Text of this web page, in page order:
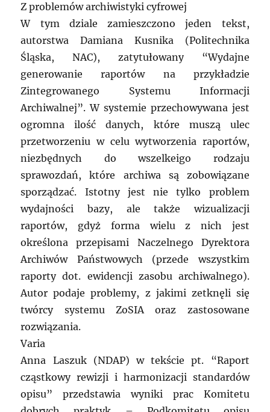
Z problemów archiwistyki cyfrowej
W tym dziale zamieszczono jeden tekst,
autorstwa Damiana Kusnika (Politechnika
Śląska, NAC), zatytułowany “Wydajne
generowanie raportów na przykładzie
Zintegrowanego Systemu Informacji
Archiwalnej”. W systemie przechowywana jest
ogromna ilość danych, które muszą ulec
przetworzeniu w celu wytworzenia raportów,
niezbędnych do wszelkeigo rodzaju
sprawozdań, które archiwa są zobowiązane
sporządzać. Istotny jest nie tylko problem
wydajności bazy, ale także wizualizacji
raportów, gdyż forma wielu z nich jest
określona przepisami Naczelnego Dyrektora
Archiwów Państwowych (przede wszystkim
raporty dot. ewidencji zasobu archiwalnego).
Autor podaje problemy, z jakimi zetknęli się
twórcy systemu ZoSIA oraz zastosowane
rozwiązania.
Varia
Anna Laszuk (NDAP) w tekście pt. “Raport
cząstkowy rewizji i harmonizacji standardów
opisu” przedstawia wyniki prac Komitetu